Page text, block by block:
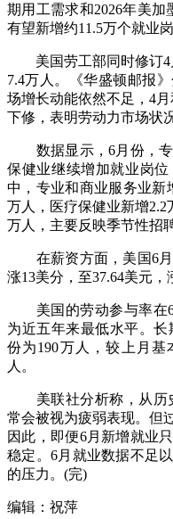
期用工需求和2026年美
有望新增约11.5万个就业岗
美国劳工部同时修订4
7.4万人。《华盛顿邮报
场增长动能依然不足，4
下修，表明劳动力市场状
数据显示，6月份，专
保健业继续增加就业岗
中，专业和商业服务业新
万人，医疗保健业新增2.2
万人，主要反映季节性招
在薪资方面，美国6月
涨13美分，至37.64美元，
美国的劳动参与率在6
为近五年来最低水平。长
份为190万人，较上月基
人。
美联社分析称，从历
常会被视为疲弱表现。但
因此，即便6月新增就业
稳定。6月就业数据不足
的压力。(完)
编辑：祝萍